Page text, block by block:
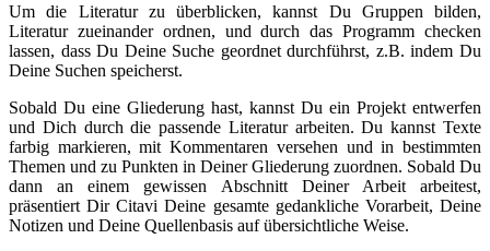
Um die Literatur zu überblicken, kannst Du Gruppen bilden,
Literatur zueinander ordnen, und durch das Programm checken
lassen, dass Du Deine Suche geordnet durchführst, z.B. indem Du
Deine Suchen speicherst.
Sobald Du eine Gliederung hast, kannst Du ein Projekt entwerfen
und Dich durch die passende Literatur arbeiten. Du kannst Texte
farbig markieren, mit Kommentaren versehen und in bestimmten
Themen und zu Punkten in Deiner Gliederung zuordnen. Sobald Du
dann an einem gewissen Abschnitt Deiner Arbeit arbeitest,
präsentiert Dir Citavi Deine gesamte gedankliche Vorarbeit, Deine
Notizen und Deine Quellenbasis auf übersichtliche Weise.